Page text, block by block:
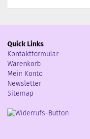
Quick Links
Kontaktformular
Warenkorb
Mein Konto
Newsletter
Sitemap